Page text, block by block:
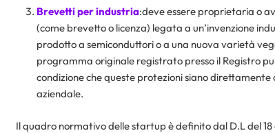
Brevetti per industria:deve essere proprietaria o
(come brevetto o licenza) legata a un’invenzione
prodotto a semiconduttori o a una nuova varietà
programma originale registrato presso il Registro
condizione che queste protezioni siano direttamente
aziendale.
Il quadro normativo delle startup è definito dal D.L del 18